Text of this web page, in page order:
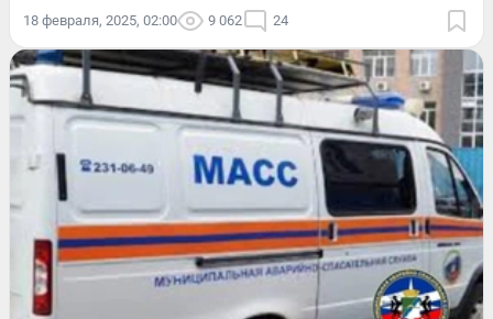
18 февраля, 2025, 02:00 9 062 24